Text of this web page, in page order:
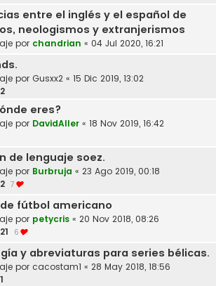
entre el inglés y el español de
neologismos y extranjerismos
por chandrian « 04 Jul 2020, 16:21
por Gusxx2 « 15 Dic 2019, 13:02
2
eres?
por DavidAller « 18 Nov 2019, 16:42
de lenguaje soez.
por Burbruja « 23 Ago 2019, 00:18
2 7
fútbol americano
por petycris « 20 Nov 2018, 08:26
21 6
y abreviaturas para series bélicas.
por cacostam1 « 28 May 2018, 18:56
1